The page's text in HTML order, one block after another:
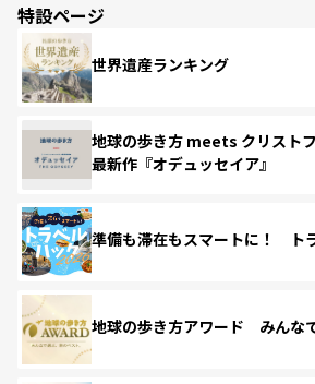
特設ページ
世界遺産ランキング
地球の歩き方 meets クリスト
最新作『オデュッセイア』
準備も滞在もスマートに！ ト
地球の歩き方アワード みんな